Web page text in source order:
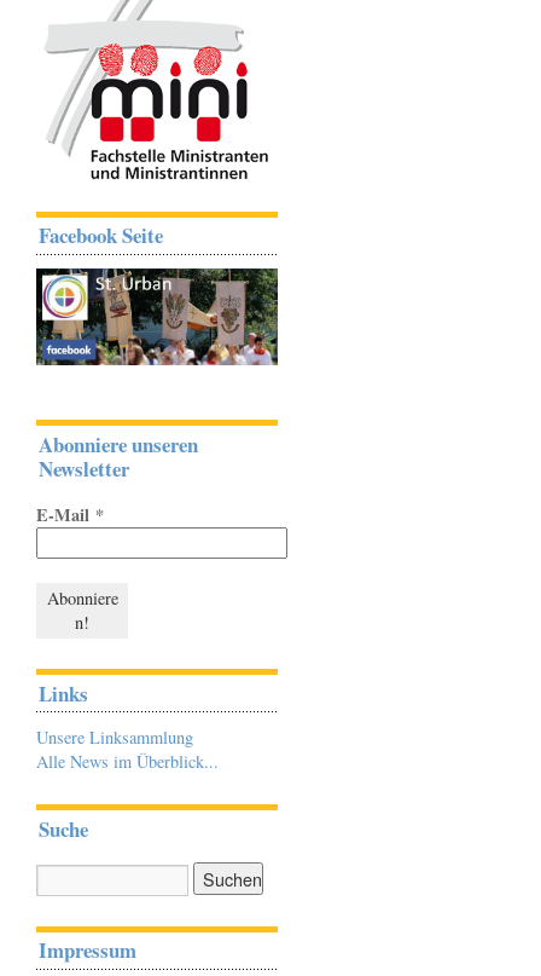
Facebook Seite
Abonniere unseren
Newsletter
E-Mail *
Links
Unsere Linksammlung
Alle News im Überblick...
Suche
Impressum